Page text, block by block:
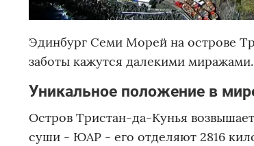
Эдинбург Семи Морей на острове
заботы кажутся далекими миражами.
Уникальное положение в
Остров Тристан-да-Кунья
суши - ЮАР - его отделяют 2816